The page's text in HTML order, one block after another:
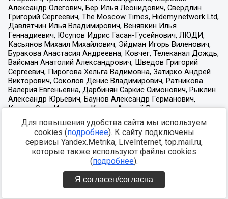
Для повышения удобства сайта мы используем
cookies (подробнее). К сайту подключены
сервисы Yandex.Metrika, LiveInternet, top.mail.ru,
которые также используют файлы cookies
(подробнее).
Я согласен/согласна